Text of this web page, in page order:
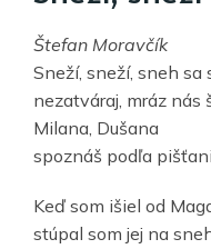
Štefan Moravčík
Sneží, sneží, sneh sa
nezatváraj, mráz nás
Milana, Dušana
spoznáš podľa
Keď som išiel od
stúpal som jej na